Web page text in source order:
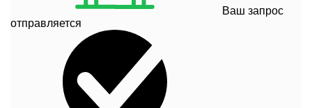
Ваш запрос
отправляется